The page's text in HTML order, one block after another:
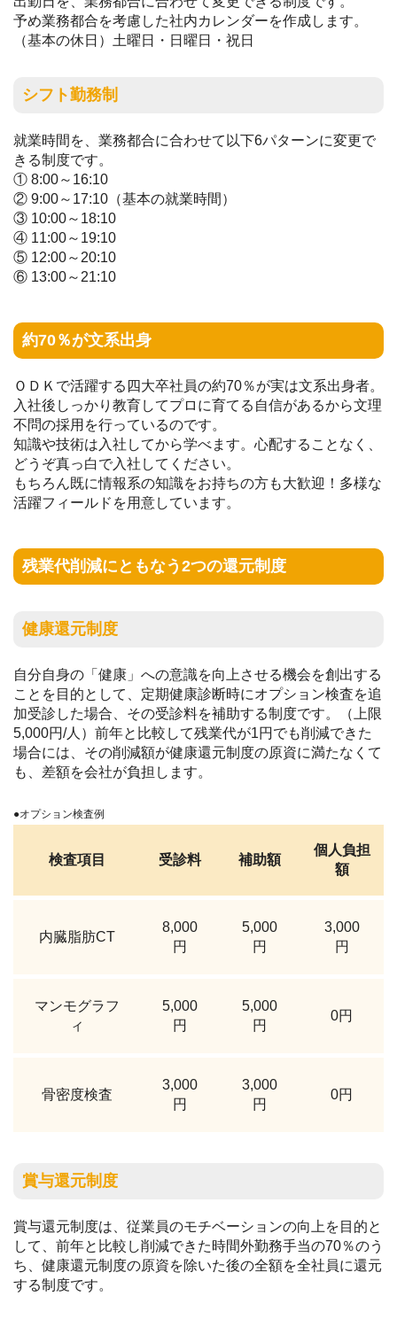
予め業務都合を考慮した社内カレンダーを作成します。
（基本の休日）土曜日・日曜日・祝日
シフト勤務制
就業時間を、業務都合に合わせて以下6パターンに変更で
きる制度です。
① 8:00～16:10
② 9:00～17:10（基本の就業時間）
③ 10:00～18:10
④ 11:00～19:10
⑤ 12:00～20:10
⑥ 13:00～21:10
約70％が文系出身
ＯＤＫで活躍する四大卒社員の約70％が実は文系出身者。
入社後しっかり教育してプロに育てる自信があるから文理
不問の採用を行っているのです。
知識や技術は入社してから学べます。心配することなく、
どうぞ真っ白で入社してください。
もちろん既に情報系の知識をお持ちの方も大歓迎！多様な
活躍フィールドを用意しています。
残業代削減にともなう2つの還元制度
健康還元制度
自分自身の「健康」への意識を向上させる機会を創出する
ことを目的として、定期健康診断時にオプション検査を追
加受診した場合、その受診料を補助する制度です。（上限
5,000円/人）前年と比較して残業代が1円でも削減できた
場合には、その削減額が健康還元制度の原資に満たなくて
も、差額を会社が負担します。
●オプション検査例
検査項目 受診料 補助額
個人負担
額
内臓脂肪CT
8,000
円
5,000
円
3,000
円
マンモグラフ
ィ
5,000
円
5,000
円
0円
骨密度検査
3,000
円
3,000
円
0円
賞与還元制度
賞与還元制度は、従業員のモチベーションの向上を目的と
して、前年と比較し削減できた時間外勤務手当の70％のう
ち、健康還元制度の原資を除いた後の全額を全社員に還元
する制度です。